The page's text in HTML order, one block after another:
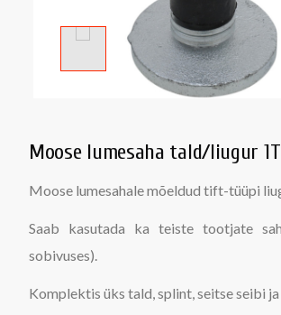
Moose lumesaha tald/liugur
Moose lumesahale mõeldud tift-tüüpi
Saab kasutada ka teiste tootjate
sobivuses).
Komplektis üks tald, splint, seitse seibi